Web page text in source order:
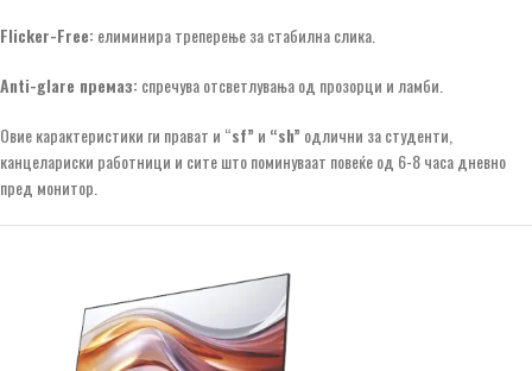
Flicker-Free: елиминира треперење за стабилна слика.
Anti-glare премаз: спречува отсветлувања од прозорци и ламби.
Овие карактеристики ги прават и “sf” и “sh” одлични за студенти,
канцелариски работници и сите што поминуваат повеќе од 6-8 часа дневно
пред монитор.